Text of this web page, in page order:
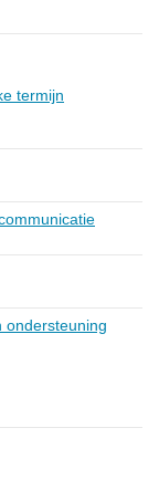
termijn
ondersteuning